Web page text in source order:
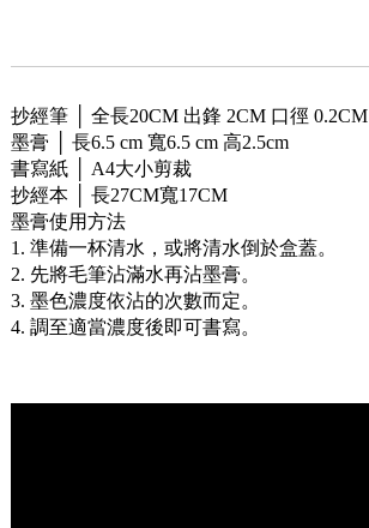
抄經筆 │ 全長20CM 出鋒 2CM 口徑 0.2CM
墨膏 │ 長6.5 cm 寬6.5 cm 高2.5cm
書寫紙 │ A4大小剪裁
抄經本 │ 長27CM寬17CM
墨膏使用方法
1. 準備一杯清水，或將清水倒於盒蓋。
2. 先將毛筆沾滿水再沾墨膏。
3. 墨色濃度依沾的次數而定。
4. 調至適當濃度後即可書寫。